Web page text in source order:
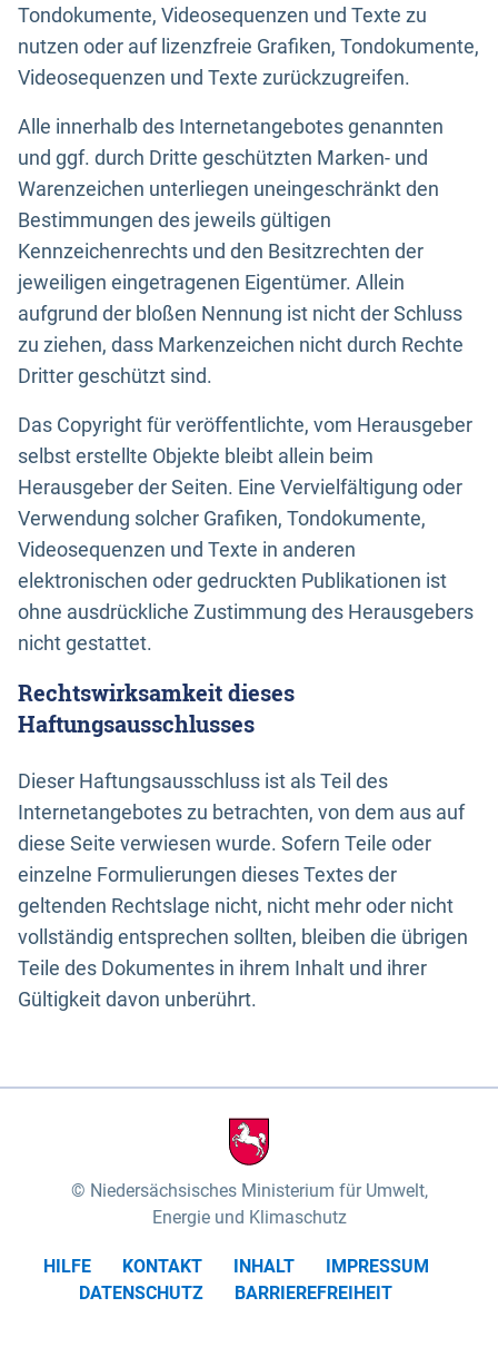
Tondokumente, Videosequenzen und Texte zu
nutzen oder auf lizenzfreie Grafiken, Tondokumente,
Videosequenzen und Texte zurückzugreifen.
Alle innerhalb des Internetangebotes genannten
und ggf. durch Dritte geschützten Marken- und
Warenzeichen unterliegen uneingeschränkt den
Bestimmungen des jeweils gültigen
Kennzeichenrechts und den Besitzrechten der
jeweiligen eingetragenen Eigentümer. Allein
aufgrund der bloßen Nennung ist nicht der Schluss
zu ziehen, dass Markenzeichen nicht durch Rechte
Dritter geschützt sind.
Das Copyright für veröffentlichte, vom Herausgeber
selbst erstellte Objekte bleibt allein beim
Herausgeber der Seiten. Eine Vervielfältigung oder
Verwendung solcher Grafiken, Tondokumente,
Videosequenzen und Texte in anderen
elektronischen oder gedruckten Publikationen ist
ohne ausdrückliche Zustimmung des Herausgebers
nicht gestattet.
Rechtswirksamkeit dieses
Haftungsausschlusses
Dieser Haftungsausschluss ist als Teil des
Internetangebotes zu betrachten, von dem aus auf
diese Seite verwiesen wurde. Sofern Teile oder
einzelne Formulierungen dieses Textes der
geltenden Rechtslage nicht, nicht mehr oder nicht
vollständig entsprechen sollten, bleiben die übrigen
Teile des Dokumentes in ihrem Inhalt und ihrer
Gültigkeit davon unberührt.
Niedersächsisches Ministerium für Umwelt,
Energie und Klimaschutz
HILFE KONTAKT INHALT
IMPRESSUM
DATENSCHUTZ
BARRIEREFREIHEIT